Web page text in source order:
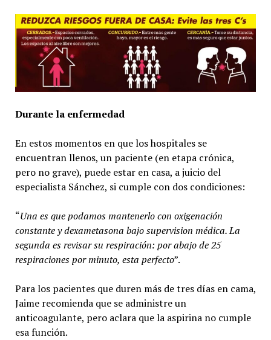
Durante la enfermedad
En estos momentos en que los hospitales se
encuentran llenos, un paciente (en etapa crónica,
pero no grave), puede estar en casa, a juicio del
especialista Sánchez, si cumple con dos condiciones:
“Una es que podamos mantenerlo con oxigenación
constante y dexametasona bajo supervision médica. La
segunda es revisar su respiración: por abajo de 25
respiraciones por minuto, esta perfecto”.
Para los pacientes que duren más de tres días en cama,
Jaime recomienda que se administre un
anticoagulante, pero aclara que la aspirina no cumple
esa función.